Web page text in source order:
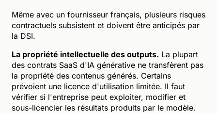
Même avec un fournisseur français, plusieurs risques
contractuels subsistent et doivent être anticipés par
la DSI.
La propriété intellectuelle des outputs. La plupart
des contrats SaaS d'IA générative ne transfèrent pas
la propriété des contenus générés. Certains
prévoient une licence d'utilisation limitée. Il faut
vérifier si l'entreprise peut exploiter, modifier et
sous-licencier les résultats produits par le modèle.